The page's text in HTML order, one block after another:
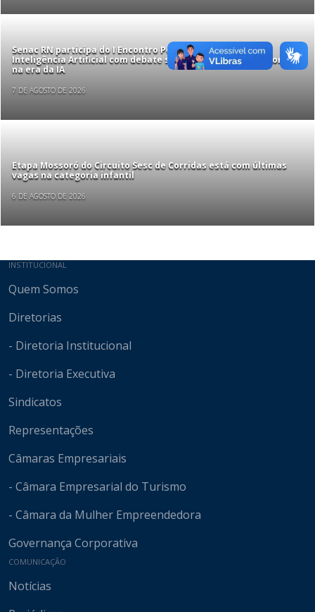
Senac RN participa do I Encontro Potiguar Educação e
Inteligência Artificial com debate sobre educação profissional
na era da IA
7 DE AGOSTO DE 2026
Etapa Mossoró do Circuito Sesc de Corridas está com últimas
vagas na categoria infantil
6 DE AGOSTO DE 2026
Mapa do site
INSTITUCIONAL
Quem Somos
Diretorias
- Diretoria Institucional
- Diretoria Executiva
Sindicatos
Representações
Câmaras Empresariais
- Câmara Empresarial do Turismo
- Câmara da Mulher Empreendedora
Governança Corporativa
COMUNICAÇÃO
Notícias